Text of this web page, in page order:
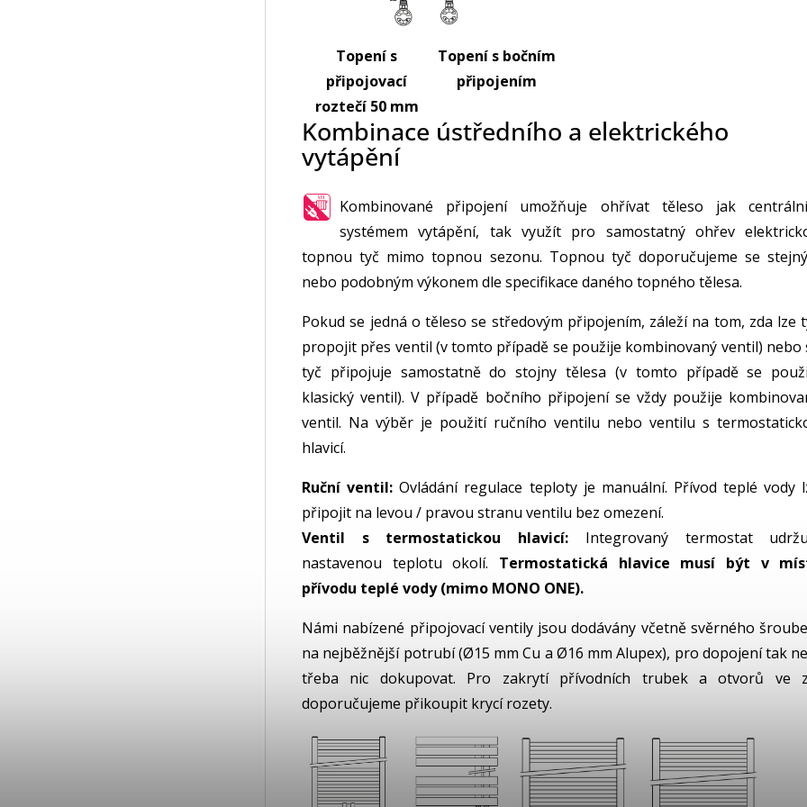
Topení s
připojovací
roztečí 50 mm
Topení s bočním
připojením
Kombinace ústředního a elektrického
vytápění
Kombinované připojení umožňuje ohřívat těleso jak
systémem vytápění, tak využít pro samostatný ohřev
topnou tyč mimo topnou sezonu. Topnou tyč doporučujeme se
nebo podobným výkonem dle specifikace daného topného tělesa.
Pokud se jedná o těleso se středovým připojením, záleží na tom, zda lze
propojit přes ventil (v tomto případě se použije kombinovaný ventil) nebo
tyč připojuje samostatně do stojny tělesa (v tomto případě se
klasický ventil). V případě bočního připojení se vždy použije
ventil. Na výběr je použití ručního ventilu nebo ventilu s
hlavicí.
Ruční ventil: Ovládání regulace teploty je manuální. Přívod teplé vody
připojit na levou / pravou stranu ventilu bez omezení.
Ventil s termostatickou hlavicí: Integrovaný termostat
nastavenou teplotu okolí. Termostatická hlavice musí být v
přívodu teplé vody (mimo MONO ONE).
Námi nabízené připojovací ventily jsou dodávány včetně svěrného
na nejběžnější potrubí (Ø15 mm Cu a Ø16 mm Alupex), pro dopojení tak
třeba nic dokupovat. Pro zakrytí přívodních trubek a otvorů ve
doporučujeme přikoupit krycí rozety.